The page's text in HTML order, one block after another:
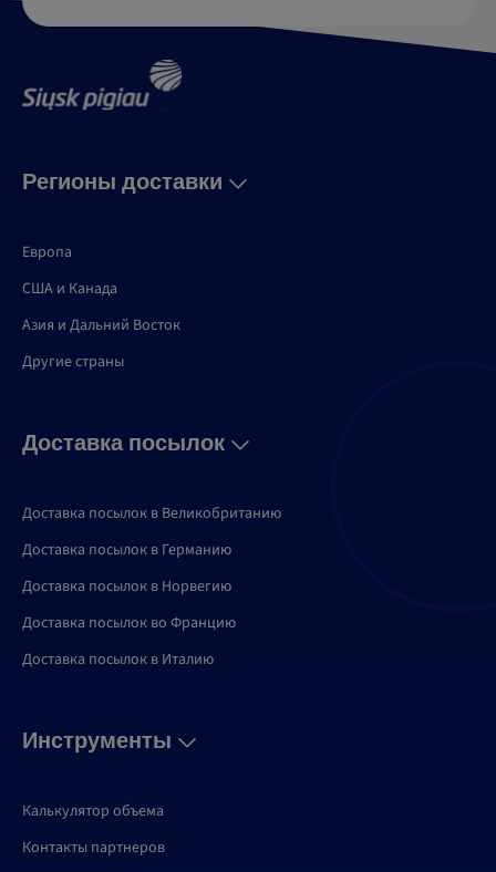
Регионы доставки
Европа
США и Канадa
Азия и Дальний Восток
Другие страны
Доставка посылок
Доставка посылок в Великобританию
Доставка посылок в Германию
Доставка посылок в Норвегию
Доставка посылок во Францию
Доставка посылок в Италию
Инструменты
Калькулятор объема
Контакты партнеров